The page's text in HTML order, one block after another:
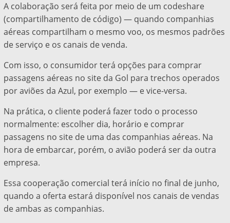
A colaboração será feita por meio de um codeshare
(compartilhamento de código) — quando companhias
aéreas compartilham o mesmo voo, os mesmos padrões
de serviço e os canais de venda.
Com isso, o consumidor terá opções para comprar
passagens aéreas no site da Gol para trechos operados
por aviões da Azul, por exemplo — e vice-versa.
Na prática, o cliente poderá fazer todo o processo
normalmente: escolher dia, horário e comprar
passagens no site de uma das companhias aéreas. Na
hora de embarcar, porém, o avião poderá ser da outra
empresa.
Essa cooperação comercial terá início no final de junho,
quando a oferta estará disponível nos canais de vendas
de ambas as companhias.